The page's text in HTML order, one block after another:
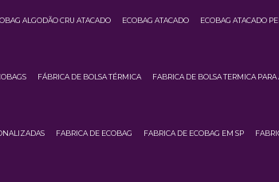
ALGODÃO CRU ATACADO ECOBAG ATACADO ECOBAG ATACADO
FÁBRICA DE BOLSA TÉRMICA FABRICA DE BOLSA TERMICA
FABRICA DE ECOBAG FABRICA DE ECOBAG EM SP